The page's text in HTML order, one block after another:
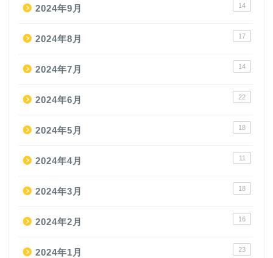
2024年9月 14
2024年8月 17
2024年7月 14
2024年6月 22
2024年5月 18
2024年4月 11
2024年3月 18
2024年2月 16
2024年1月 23